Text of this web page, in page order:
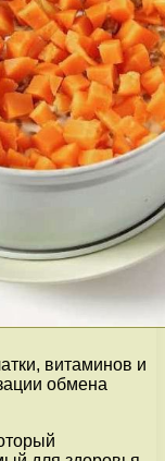
витаминов и
обмена